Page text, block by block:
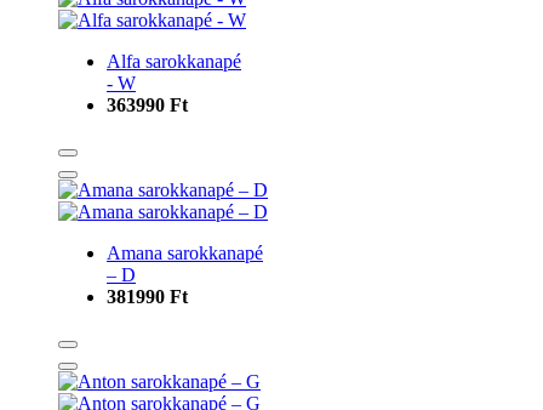
Alfa sarokkanapé
- W
363990 Ft
Amana sarokkanapé
– D
381990 Ft